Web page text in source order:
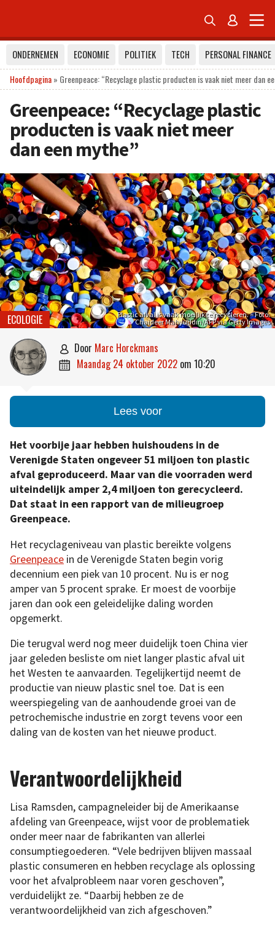
 
ONDERNEMEN ECONOMIE POLITIEK TECH
PERSONAL FINANCE
Hoofdpagina» Greenpeace: “Recyclage plastic producten is vaak niet meer dan
Greenpeace: “Recyclage plastic
producten is vaak niet meer
dan een mythe”
Plastic afval is vaak moeilijk te recycleren. – Foto:
Chaideer Mahyuddin/AFP via Getty Images
ECOLOGIE
 door Marc Horckmans
 maandag 24 oktober 2022 om 10:20
Lees voor
Het voorbije jaar hebben huishoudens in de
Verenigde Staten ongeveer 51 miljoen ton plastic
afval geproduceerd. Maar van die voorraden werd
uiteindelijk amper 2,4 miljoen ton gerecycleerd.
Dat staat in een rapport van de milieugroep
Greenpeace.
Het recyclageniveau van plastic bereikte volgens
Greenpeace in de Verenigde Staten begin vorig
decennium een piek van 10 procent. Nu is er nog
amper van 5 procent sprake. Er moest de voorbije
jaren dan ook een geleidelijke daling worden
opgemerkt.
Die terugval werd nog meer duidelijk toen China vier
jaar geleden besliste om niet langer plastic afval uit
het Westen te aanvaarden. Tegelijkertijd neemt de
productie van nieuw plastic snel toe. Dat is een
weerspiegeling van de aanhoudende groei van de
petrochemische industrie en zorgt tevens voor een
daling van de kosten van het nieuwe product.
Verantwoordelijkheid
Lisa Ramsden, campagneleider bij de Amerikaanse
afdeling van Greenpeace, wijst voor de problematiek
onder meer naar de fabrikanten van allerlei
consumptiegoederen. “Vele bedrijven blijven massaal
plastic consumeren en hebben recyclage als oplossing
voor het afvalprobleem naar voren geschoven”,
verduidelijkt ze. “Daarbij hebben ze de
verantwoordelijkheid van zich afgeschoven.”